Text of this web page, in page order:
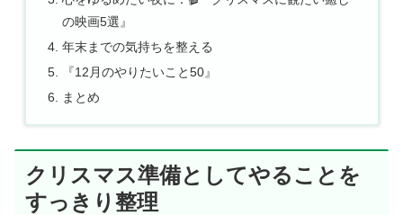
の映画5選』
年末までの気持ちを整える
『12月のやりたいこと50』
まとめ
クリスマス準備としてやることを
すっきり整理